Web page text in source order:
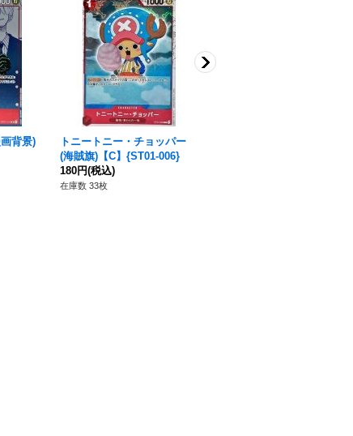
背景)
トニートニー・チョッパー
(海賊旗)【C】{ST01-006}
180円(税込)
在庫数 33枚